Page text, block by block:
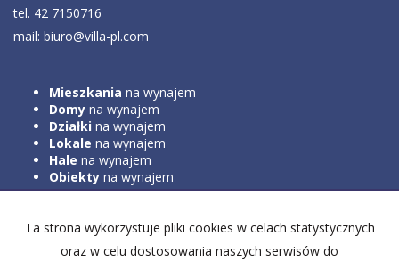
tel. 42 7150716
mail: biuro@villa-pl.com
Mieszkania na wynajem
Domy na wynajem
Działki na wynajem
Lokale na wynajem
Hale na wynajem
Obiekty na wynajem
Mieszkaniana sprzedaż
Domyna sprzedaż
Ta strona wykorzystuje pliki cookies w celach statystycznych
oraz w celu dostosowania naszych serwisów do